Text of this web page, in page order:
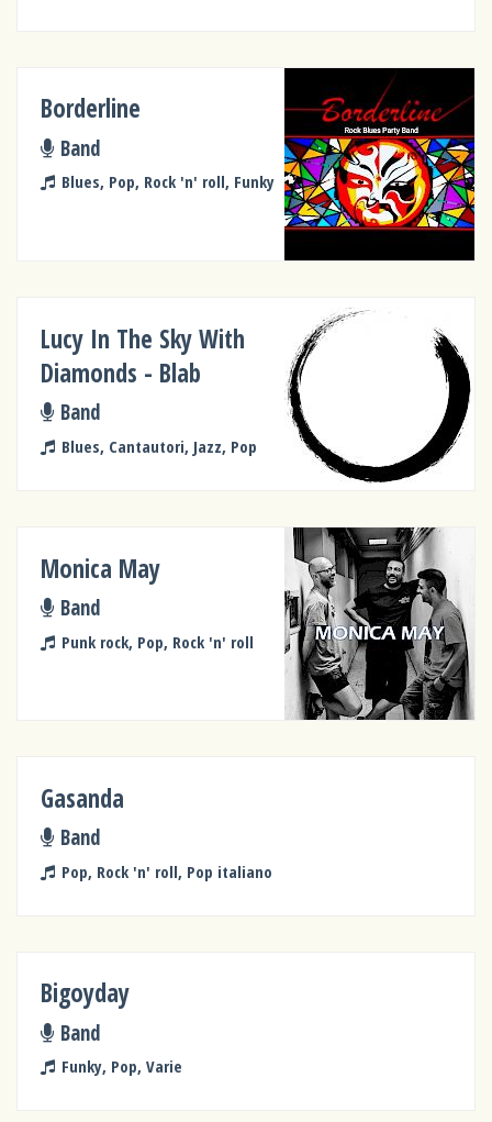
Borderline
Band
Blues, Pop, Rock 'n' roll, Funky
Lucy In The Sky With
Diamonds - Blab
Band
Blues, Cantautori, Jazz, Pop
Monica May
Band
Punk rock, Pop, Rock 'n' roll
Gasanda
Band
Pop, Rock 'n' roll, Pop italiano
Bigoyday
Band
Funky, Pop, Varie